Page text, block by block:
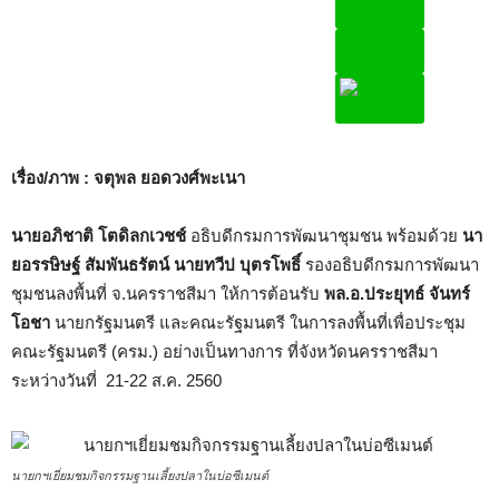
เรื่อง/ภาพ : จตุพล ยอดวงศ์พะเนา
นายอภิชาติ โตดิลกเวชช์อธิบดีกรมการพัฒนาชุมชน พร้อมด้วย นา
ยอรรษิษฐ์ สัมพันธรัตน์ นายทวีป บุตรโพธิ์ รองอธิบดีกรมการพัฒนา
ชุมชนลงพื้นที่ จ.นครราชสีมา ให้การต้อนรับ พล.อ.ประยุทธ์ จันทร์
โอชา นายกรัฐมนตรี และคณะรัฐมนตรี ในการลงพื้นที่เพื่อประชุม
คณะรัฐมนตรี (ครม.) อย่างเป็นทางการ ที่จังหวัดนครราชสีมา
ระหว่างวันที่ 21-22 ส.ค. 2560
นายกฯเยี่ยมชมกิจกรรมฐานเลี้ยงปลาในบ่อซีเมนต์